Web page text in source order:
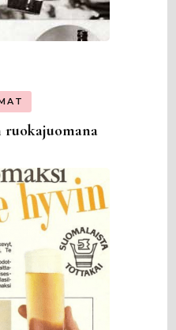
ruokajuomana